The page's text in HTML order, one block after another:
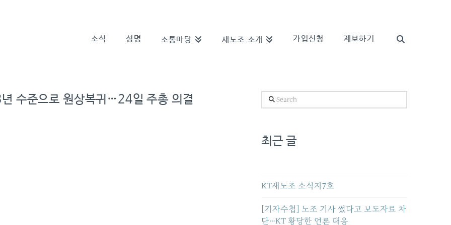
소식 성명 소통마당 새노조 소개 가입신청 제보하기
수준으로 원상복귀…24일 주총 의결 Search
최근 글
KT새노조 소식지7호
[기자수첩] 노조 기사 썼다고 보도자료 차
단…KT 황당한 언론 대응